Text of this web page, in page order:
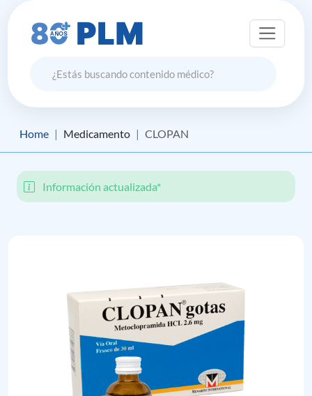
Home Medicamento CLOPAN
Información actualizada*